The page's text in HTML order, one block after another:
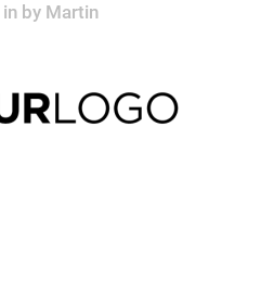
in by Martin